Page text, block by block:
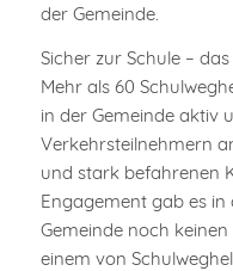
der Gemeinde.
Sicher zur Schule –
Mehr als 60
in der Gemeinde aktiv
Verkehrsteilnehmern
und stark befahrenen
Engagement gab es in
Gemeinde noch
einem von